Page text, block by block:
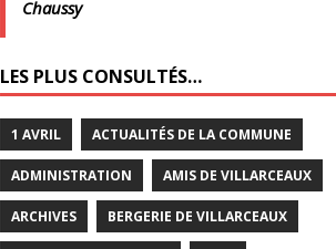
Chaussy
LES PLUS CONSULTÉS…
1 AVRIL ACTUALITÉS DE LA COMMUNE
ADMINISTRATION AMIS DE VILLARCEAUX
ARCHIVES BERGERIE DE VILLARCEAUX